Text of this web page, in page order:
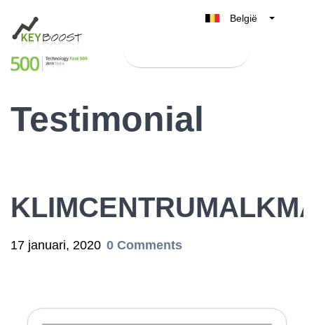
België
Nederland
Testimonial
17 januari, 2020 0 Comments